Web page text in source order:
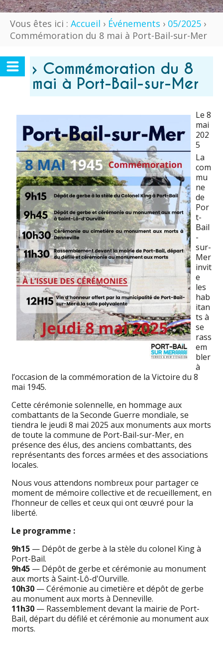
Vous êtes ici : Accueil › Événements › 05/2025 ›
Commémoration du 8 mai à Port-Bail-sur-Mer
› Commémoration du 8
mai à Port-Bail-sur-Mer
Le 8
mai
202
5
La
com
mu
ne
de
Por
t-
Bail
-
sur-
Mer
invit
e
les
hab
itan
ts à
se
rass
em
bler
à
l’occasion de la commémoration de la Victoire du 8
mai 1945.
Cette cérémonie solennelle, en hommage aux
combattants de la Seconde Guerre mondiale, se
tiendra le jeudi 8 mai 2025 aux monuments aux morts
de toute la commune de Port-Bail-sur-Mer, en
présence des élus, des anciens combattants, des
représentants des forces armées et des associations
locales.
Nous vous attendons nombreux pour partager ce
moment de mémoire collective et de recueillement, en
l’honneur de celles et ceux qui ont œuvré pour la
liberté.
Le programme :
9h15 — Dépôt de gerbe à la stèle du colonel King à
Port-Bail.
9h45 — Dépôt de gerbe et cérémonie au monument
aux morts à Saint-Lô-d'Ourville.
10h30 — Cérémonie au cimetière et dépôt de gerbe
au monument aux morts à Denneville.
11h30 — Rassemblement devant la mairie de Port-
Bail, départ du défilé et cérémonie au monument aux
morts.